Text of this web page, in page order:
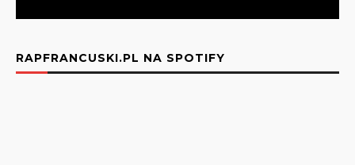
RAPFRANCUSKI.PL NA SPOTIFY